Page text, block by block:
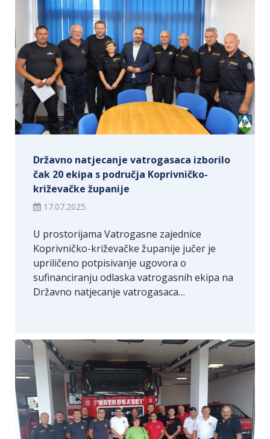
Državno natjecanje vatrogasaca izborilo
čak 20 ekipa s područja Koprivničko-
križevačke županije
17.07.2025.
U prostorijama Vatrogasne zajednice
Koprivničko-križevačke županije jučer je
upriličeno potpisivanje ugovora o
sufinanciranju odlaska vatrogasnih ekipa na
Državno natjecanje vatrogasaca…